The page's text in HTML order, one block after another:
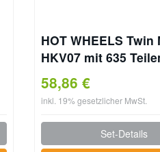
HOT WHEELS Twin
HKV07 mit 635
58,86 €
inkl. 19% gesetzlicher MwSt.
Set-Details